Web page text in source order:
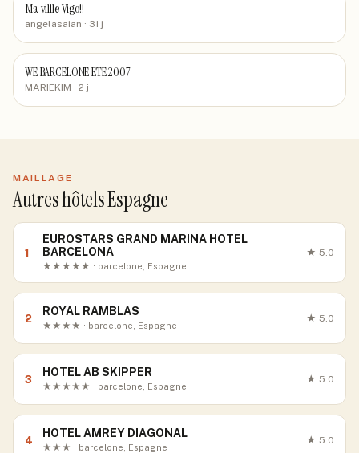
Ma villle Vigo!!
angelasaian · 31 j
WE BARCELONE ETE 2007
MARIEKIM · 2 j
MAILLAGE
Autres hôtels Espagne
1
EUROSTARS GRAND MARINA HOTEL
BARCELONA
★★★★★ · barcelone, Espagne
★ 5.0
2
ROYAL RAMBLAS
★★★★ · barcelone, Espagne
★ 5.0
3
HOTEL AB SKIPPER
★★★★★ · barcelone, Espagne
★ 5.0
4
HOTEL AMREY DIAGONAL
★★★ · barcelone, Espagne
★ 5.0